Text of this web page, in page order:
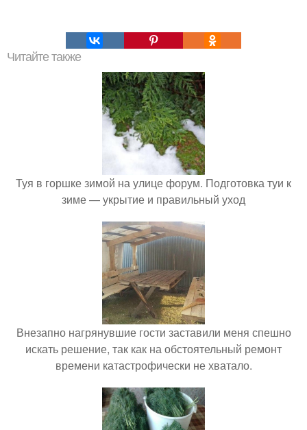
Читайте также
Туя в горшке зимой на улице форум. Подготовка туи к
зиме — укрытие и правильный уход
Внезапно нагрянувшие гости заставили меня спешно
искать решение, так как на обстоятельный ремонт
времени катастрофически не хватало.